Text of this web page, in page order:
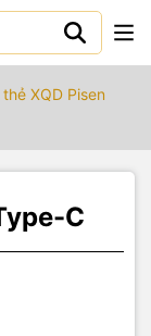
XQD Pisen
C